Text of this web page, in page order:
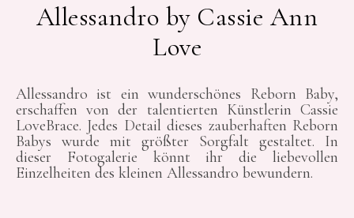
Allessandro by Cassie Ann
Love
Allessandro ist ein wunderschönes Reborn Baby,
erschaffen von der talentierten Künstlerin Cassie
LoveBrace. Jedes Detail dieses zauberhaften Reborn
Babys wurde mit größter Sorgfalt gestaltet. In
dieser Fotogalerie könnt ihr die liebevollen
Einzelheiten des kleinen Allessandro bewundern.